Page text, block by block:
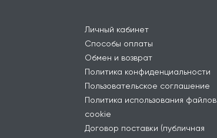
Личный кабинет
Способы оплаты
Обмен и возврат
Политика конфиденциальности
Пользовательское соглашение
Политика использования файлов
cookie
Договор поставки (публичная